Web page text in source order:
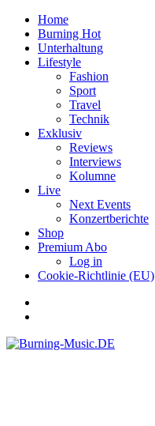
Home
Burning Hot
Unterhaltung
Lifestyle
Fashion
Sport
Travel
Technik
Exklusiv
Reviews
Interviews
Kolumne
Live
Next Events
Konzertberichte
Shop
Premium Abo
Log in
Cookie-Richtlinie (EU)